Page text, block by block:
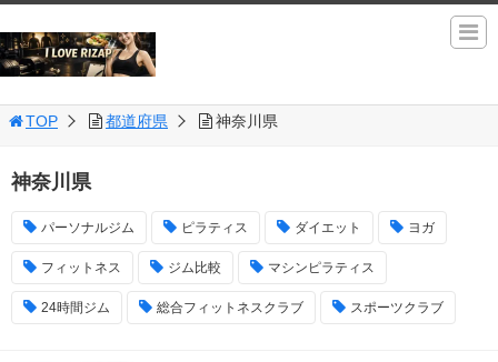
TOP 都道府県 神奈川県
神奈川県
パーソナルジム ピラティス ダイエット ヨガ
フィットネス ジム比較 マシンピラティス
24時間ジム 総合フィットネスクラブ スポーツクラブ